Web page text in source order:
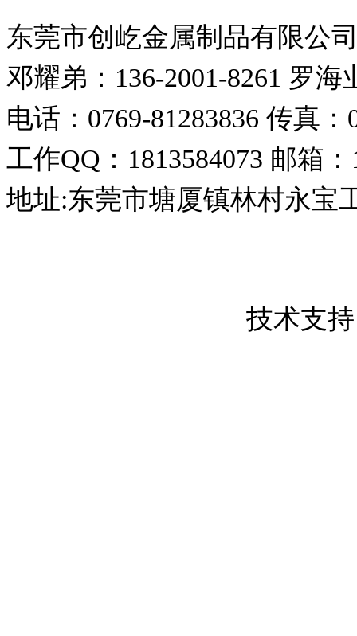
东莞市创屹金属制品有限公
邓耀弟：136-2001-8261 罗海
电话：0769-81283836 传真：
工作QQ：1813584073 邮箱：
地址:东莞市塘厦镇林村永宝
技术支